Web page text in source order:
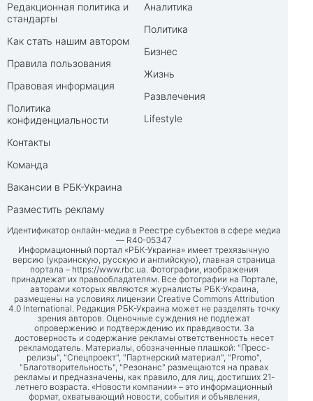
Редакционная политика и
стандарты
Как стать нашим автором
Правила пользования
Правовая информация
Политика
конфиденциальности
Контакты
Команда
Вакансии в РБК-Украина
Разместить рекламу
Аналитика
Политика
Бизнес
Жизнь
Развлечения
Lifestyle
Идентификатор онлайн-медиа в Реестре субъектов в сфере медиа
— R40-05347
Информационный портал «РБК-Украина» имеет трехязычную
версию (украинскую, русскую и английскую), главная страница
портала – https://www.rbc.ua. Фотографии, изображения
принадлежат их правообладателям. Все фотографии на Портале,
авторами которых являются журналисты РБК-Украина,
размещены на условиях лицензии Creative Commons Attribution
4.0 International. Редакция РБК-Украина может не разделять точку
зрения авторов. Оценочные суждения не подлежат
опровержению и подтверждению их правдивости. За
достоверность и содержание рекламы ответственность несет
рекламодатель. Материалы, обозначенные плашкой: "Пресс-
релизы", "Спецпроект", "Партнерский материал", "Promo",
"Благотворительность", "Резонанс" размещаются на правах
рекламы и предназначены, как правило, для лиц, достигших 21-
летнего возраста. «Новости компании» – это информационный
формат, охватывающий новости, события и объявления,